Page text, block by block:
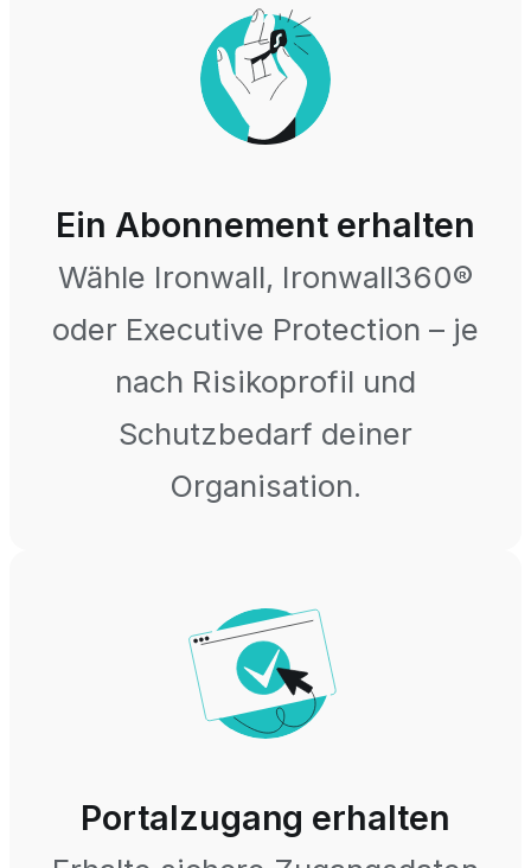
Ein Abonnement erhalten
Wähle Ironwall, Ironwall360®
oder Executive Protection – je
nach Risikoprofil und
Schutzbedarf deiner
Organisation.
Portalzugang erhalten